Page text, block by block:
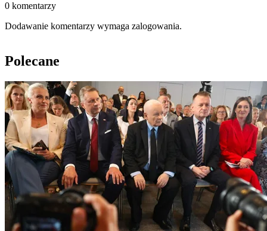
0 komentarzy
Dodawanie komentarzy wymaga zalogowania.
Polecane